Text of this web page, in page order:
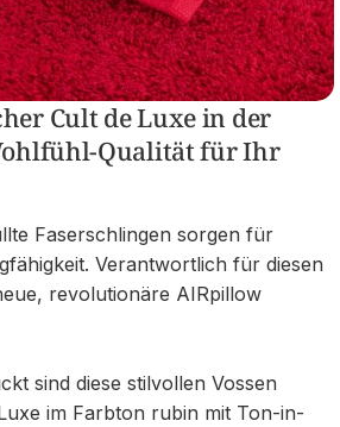
Cult de Luxe in der
Qualität für Ihr
Faserschlingen sorgen für
Verantwortlich für diesen
revolutionäre AIRpillow
sind diese stilvollen Vossen
im Farbton rubin mit Ton-in-